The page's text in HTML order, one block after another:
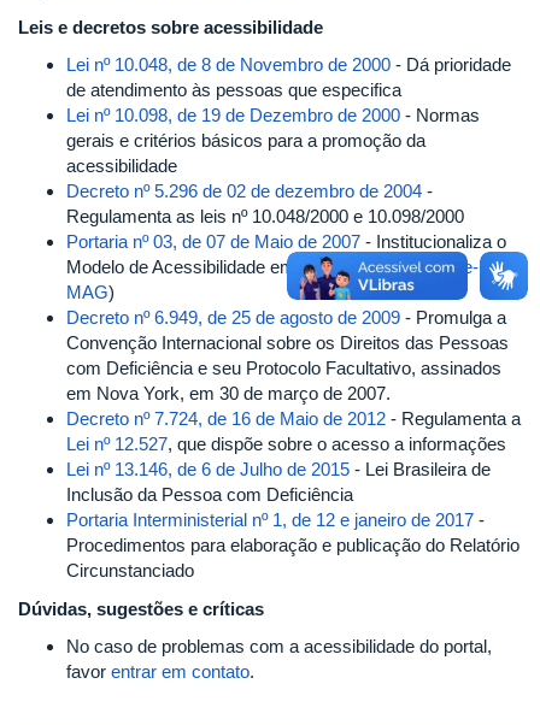
Leis e decretos sobre acessibilidade
Lei nº 10.048, de 8 de Novembro de 2000 - Dá prioridade
de atendimento às pessoas que especifica
Lei nº 10.098, de 19 de Dezembro de 2000 - Normas
gerais e critérios básicos para a promoção da
acessibilidade
Decreto nº 5.296 de 02 de dezembro de 2004 -
Regulamenta as leis nº 10.048/2000 e 10.098/2000
Portaria nº 03, de 07 de Maio de 2007 - Institucionaliza o
Modelo de Acessibilidade em Governo Eletrônico ( e-
MAG)
Decreto nº 6.949, de 25 de agosto de 2009 - Promulga a
Convenção Internacional sobre os Direitos das Pessoas
com Deficiência e seu Protocolo Facultativo, assinados
em Nova York, em 30 de março de 2007.
Decreto nº 7.724, de 16 de Maio de 2012 - Regulamenta a
Lei nº 12.527, que dispõe sobre o acesso a informações
Lei nº 13.146, de 6 de Julho de 2015 - Lei Brasileira de
Inclusão da Pessoa com Deficiência
Portaria Interministerial nº 1, de 12 e janeiro de 2017 -
Procedimentos para elaboração e publicação do Relatório
Circunstanciado
Dúvidas, sugestões e críticas
No caso de problemas com a acessibilidade do portal,
favor entrar em contato.